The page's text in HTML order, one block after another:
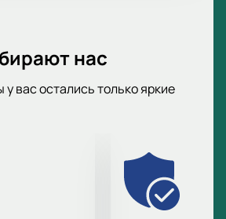
нас
вас остались только яркие